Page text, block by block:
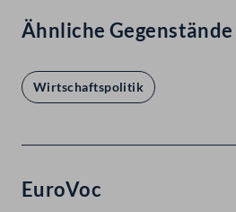
Ähnliche Gegenstände
Wirtschaftspolitik
EuroVoc